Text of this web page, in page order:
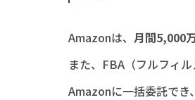
Amazonは、 月間5,000
また、FBA（フルフィ
Amazonに一括委託でき